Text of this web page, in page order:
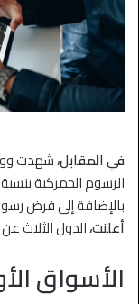
في المقابل،شهدت
بالإضافة إلى فرض رسوم إضافية
أعلنت،الدول الثلاث عن
الأسواق